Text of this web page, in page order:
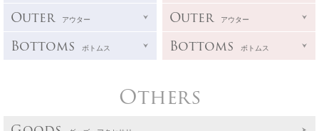
Outer アウター
Bottoms ボトムス
Outer アウター
Bottoms ボトムス
Others